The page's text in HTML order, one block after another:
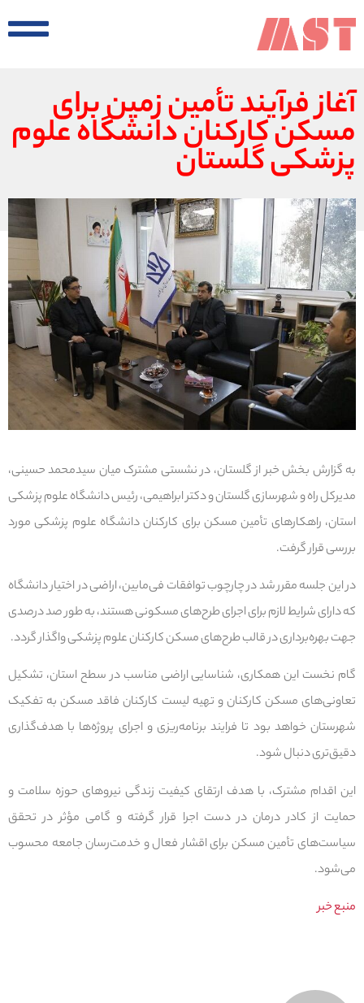
آغاز فرآیند تأمین زمین برای
مسکن کارکنان دانشگاه علوم
پزشکی گلستان
به گزارش بخش خبر از گلستان، در نشستی مشترک میان سیدمحمد حسینی،
مدیرکل راه و شهرسازی گلستان و دکتر ابراهیمی، رئیس دانشگاه علوم پزشکی
استان، راهکارهای تأمین مسکن برای کارکنان دانشگاه علوم پزشکی مورد
بررسی قرار گرفت.
در این جلسه مقرر شد در چارچوب توافقات فی‌مابین، اراضی در اختیار دانشگاه
که دارای شرایط لازم برای اجرای طرح‌های مسکونی هستند، به طور صد درصدی
جهت بهره‌برداری در قالب طرح‌های مسکن کارکنان علوم پزشکی واگذار گردد.
گام نخست این همکاری، شناسایی اراضی مناسب در سطح استان، تشکیل
تعاونی‌های مسکن کارکنان و تهیه لیست کارکنان فاقد مسکن به تفکیک
شهرستان خواهد بود تا فرایند برنامه‌ریزی و اجرای پروژه‌ها با هدف‌گذاری
دقیق‌تری دنبال شود.
این اقدام مشترک، با هدف ارتقای کیفیت زندگی نیروهای حوزه سلامت و
حمایت از کادر درمان در دست اجرا قرار گرفته و گامی مؤثر در تحقق
سیاست‌های تأمین مسکن برای اقشار فعال و خدمت‌رسان جامعه محسوب
می‌شود.
منبع خبر